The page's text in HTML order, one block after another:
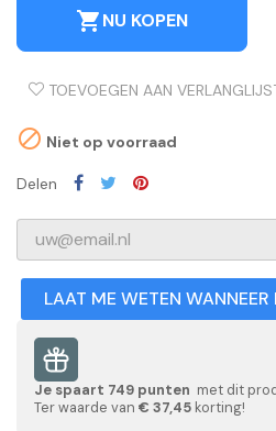
shopping_cartNU KOPEN
TOEVOEGEN AAN
 Niet op voorraad
Delen
LAAT ME WETEN
Je spaart 749 punten met dit
Ter waarde van € 37,45 korting!